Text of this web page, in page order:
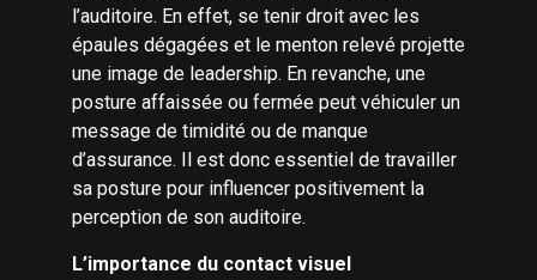
l’auditoire. En effet, se tenir droit avec les
épaules dégagées et le menton relevé projette
une image de leadership. En revanche, une
posture affaissée ou fermée peut véhiculer un
message de timidité ou de manque
d’assurance. Il est donc essentiel de travailler
sa posture pour influencer positivement la
perception de son auditoire.
L’importance du contact visuel